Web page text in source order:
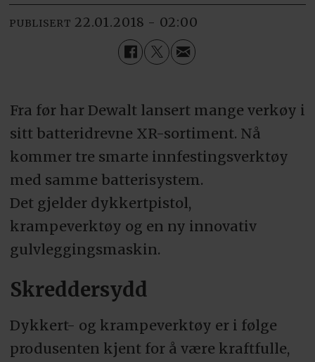
PUBLISERT 22.01.2018 - 02:00
Fra før har Dewalt lansert mange verkøy i
sitt batteridrevne XR-sortiment. Nå
kommer tre smarte innfestingsverktøy
med samme batterisystem.
Det gjelder dykkertpistol,
krampeverktøy og en ny innovativ
gulvleggingsmaskin.
Skreddersydd
Dykkert- og krampeverktøy er i følge
produsenten kjent for å være kraftfulle,